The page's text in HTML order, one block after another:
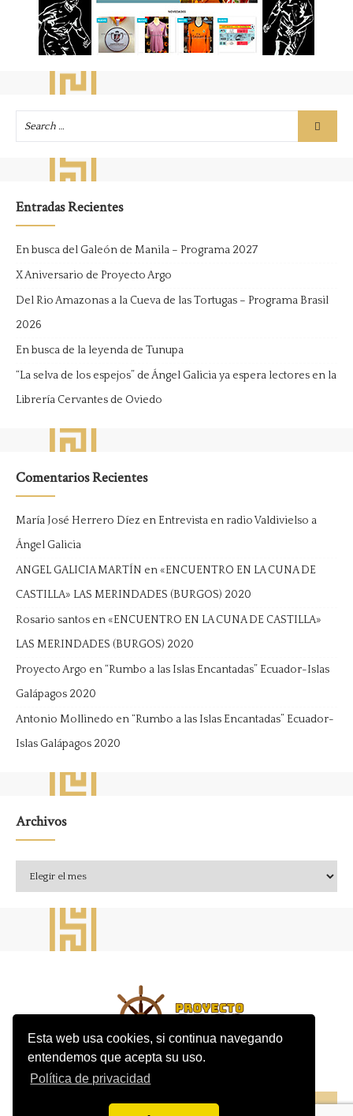
Esta web usa cookies, si continua navegando
entendemos que acepta su uso.
Política de privacidad
Entradas Recientes
En busca del Galeón de Manila – Programa 2027
X Aniversario de Proyecto Argo
Del Rio Amazonas a la Cueva de las Tortugas – Programa Brasil
2026
En busca de la leyenda de Tunupa
“La selva de los espejos” de Ángel Galicia ya espera lectores en la
Librería Cervantes de Oviedo
Comentarios Recientes
María José Herrero Díez en Entrevista en radio Valdivielso a
Ángel Galicia
ANGEL GALICIA MARTÍN en«ENCUENTRO EN LA CUNA DE
CASTILLA» LAS MERINDADES (BURGOS) 2020
Rosario santos en«ENCUENTRO EN LA CUNA DE CASTILLA»
LAS MERINDADES (BURGOS) 2020
Proyecto Argo en“Rumbo a las Islas Encantadas” Ecuador-Islas
Galápagos 2020
Antonio Mollinedo en“Rumbo a las Islas Encantadas” Ecuador-
Islas Galápagos 2020
ArchivosArchivos
CONTACTO AVISO LEGAL